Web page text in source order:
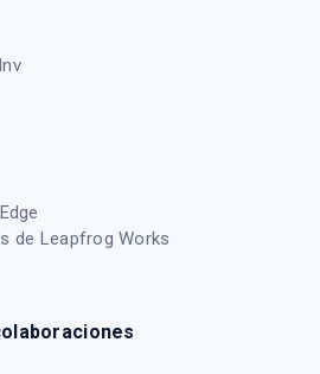
de Leapfrog Works